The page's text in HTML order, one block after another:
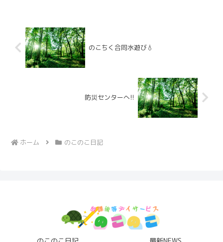
のこちく合同水遊び💧
防災センターへ!!
ホーム のこのこ日記